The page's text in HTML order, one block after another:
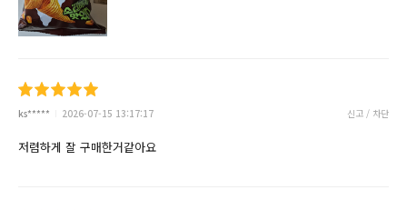
ks***** 2026-07-15 13:17:17 신고 / 차단
저렴하게 잘 구매한거같아요